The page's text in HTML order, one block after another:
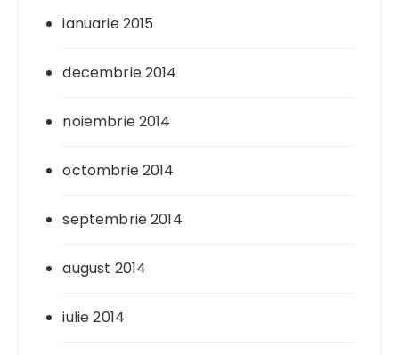
ianuarie 2015
decembrie 2014
noiembrie 2014
octombrie 2014
septembrie 2014
august 2014
iulie 2014